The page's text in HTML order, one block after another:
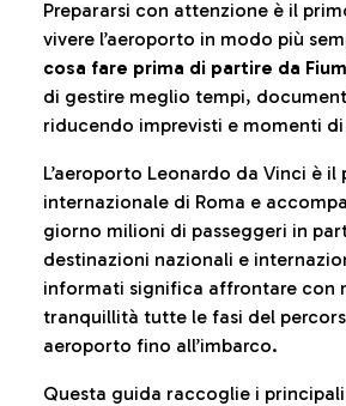
Prepararsi con attenzione è il
vivere l’aeroporto in modo più
cosa fare prima di partire da
di gestire meglio tempi,
riducendo imprevisti e momenti
L’aeroporto Leonardo da Vinci è il
internazionale di Roma e
giorno milioni di passeggeri in
destinazioni nazionali e
informati significa affrontare con
tranquillità tutte le fasi del
aeroporto fino all’imbarco.
Questa guida raccoglie i principali